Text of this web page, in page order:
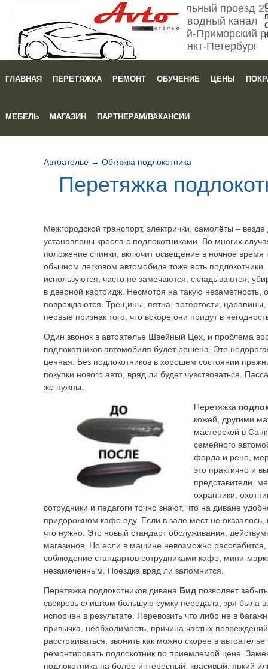
Мебельный проезд
Обводный канал
Кировский-Приморский
Санкт-Петербург
ГЛАВНАЯ ПЕРЕТЯЖКА РЕМОНТ ОБУЧЕНИЕ ЦЕНЫ
МЕБЕЛЬ МАГАЗИН ПАРТНЕРАМ/ВАКАНСИИ
Автоателье → Обтяжка подлокотника
Перетяжка
Межгородской транспорт, электрички, самолёты –
установлены кресла с подлокотниками. Во многих
положение спинки, включит освещение в ночное время
обычном легковом автомобиле тоже есть
используются, часто не замечаются, складываются,
в дверной картридж. Несмотря на такую незаметность,
повреждаются. Трещины, пятна, потёртости,
первые признак того, что вскоре они придут в
Один звонок в автоателье Швейный Цех, и проблема
подлокотников автомобиля будет решена. Это
ценная. Без подлокотников в хорошем состоянии
покупки нового авто, вряд ли будет чувствоваться.
же нужны.
Перетяжка
кожей, другими
мастерской в
семейного
форда и рено,
это практично и
представители,
охранники,
сотрудники и педагоги точно знают, что на диване
придорожном кафе еду. Если в зале мест не оказалось,
что нужно. Это новый стандарт обслуживания,
магазинов. Но если в машине невозможно расслабится,
соблюдение стандартов сотрудниками кафе, мини-
незамеченным. Поездка вряд ли запомнится.
Перетяжка подлокотников дивана Бид позволяет
свекровь слишком большую сумку передала, зря была
испорчен в результате. Перевозить что либо не в
привычка, необходимость, причина частых
расстраиваться, звонить как можно скорее в
ремонтировать подлокотник по приемлемой цене.
подлокотника на более интересный, красивый, яркий